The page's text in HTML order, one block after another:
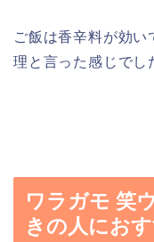
ご飯は香辛料が効
理と言った感じでし
ワラガモ 笑
きの人にお